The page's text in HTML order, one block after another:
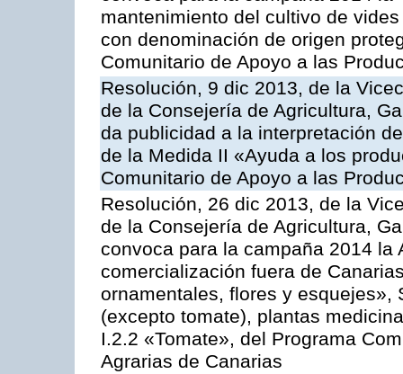
mantenimiento del cultivo de
con denominación de origen
Comunitario de Apoyo a las
Resolución, 9 dic 2013, de la
de la Consejería de Agricultura,
da publicidad a la interpretación
de la Medida II «Ayuda a los
Comunitario de Apoyo a las
Resolución, 26 dic 2013, de la
de la Consejería de Agricultura,
convoca para la campaña 2014 la
comercialización fuera de
ornamentales, flores y esquejes»,
(excepto tomate), plantas
I.2.2 «Tomate», del Programa
Agrarias de Canarias